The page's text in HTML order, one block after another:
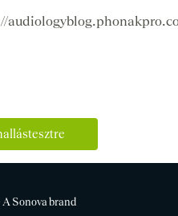
Sonova brand